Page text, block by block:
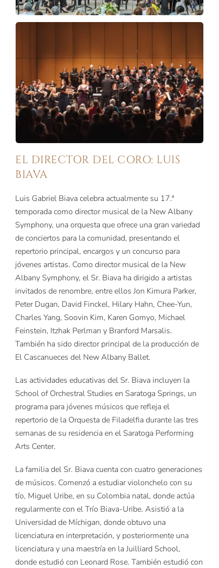
EL DIRECTOR DEL CORO: LUIS
BIAVA
Luis Gabriel Biava celebra actualmente su 17.ª
temporada como director musical de la New Albany
Symphony, una orquesta que ofrece una gran variedad
de conciertos para la comunidad, presentando el
repertorio principal, encargos y un concurso para
jóvenes artistas. Como director musical de la New
Albany Symphony, el Sr. Biava ha dirigido a artistas
invitados de renombre, entre ellos Jon Kimura Parker,
Peter Dugan, David Finckel, Hilary Hahn, Chee-Yun,
Charles Yang, Soovin Kim, Karen Gomyo, Michael
Feinstein, Itzhak Perlman y Branford Marsalis.
También ha sido director principal de la producción de
El Cascanueces del New Albany Ballet.
Las actividades educativas del Sr. Biava incluyen la
School of Orchestral Studies en Saratoga Springs, un
programa para jóvenes músicos que refleja el
repertorio de la Orquesta de Filadelfia durante las tres
semanas de su residencia en el Saratoga Performing
Arts Center.
La familia del Sr. Biava cuenta con cuatro generaciones
de músicos. Comenzó a estudiar violonchelo con su
tío, Miguel Uribe, en su Colombia natal, donde actúa
regularmente con el Trío Biava-Uribe. Asistió a la
Universidad de Míchigan, donde obtuvo una
licenciatura en interpretación, y posteriormente una
licenciatura y una maestría en la Juilliard School,
donde estudió con Leonard Rose. También estudió con